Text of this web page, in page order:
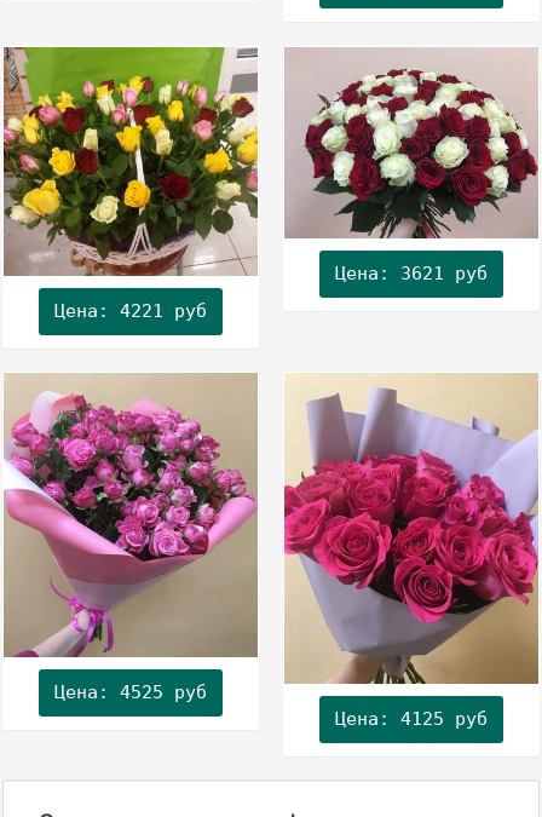
Цена: 4221 руб
Цена: 3621 руб
Цена: 4525 руб
Цена: 4125 руб